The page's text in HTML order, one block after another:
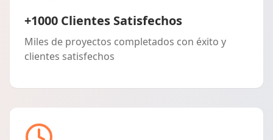
+1000 Clientes Satisfechos
Miles de proyectos completados con éxito y
clientes satisfechos